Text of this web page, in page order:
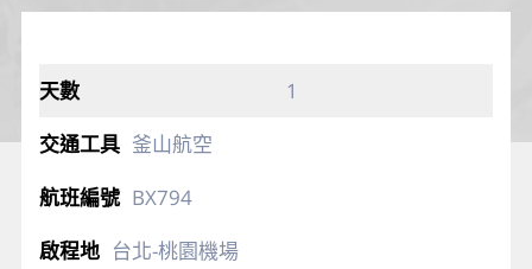
1
釜山航空
BX794
台北-桃園機場